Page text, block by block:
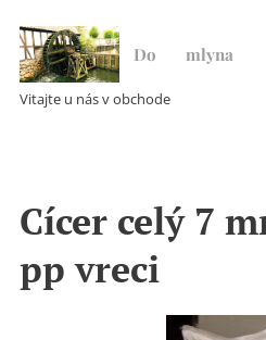
Do ♥ mlyna
Vitajte u nás v obchode
Cícer celý 7
pp vreci